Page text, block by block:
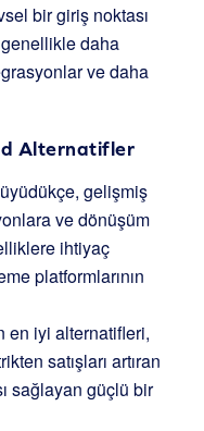
bir giriş noktası
daha
ve daha
Alternatifler
gelişmiş
ve dönüşüm
ihtiyaç
platformlarının
en iyi alternatifleri,
satışları artıran
sağlayan güçlü bir